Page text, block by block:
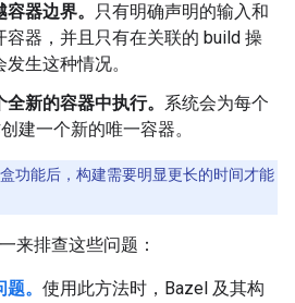
器边界。
只有明确声明的输入和
容器，并且只有在关联的 build 操
生这种情况。
新的容器中执行。 系统会为每个
建一个新的唯一容器。
功能后，构建需要明显更长的时间才能
来排查这些问题：
。 使用此方法时，Bazel 及其构